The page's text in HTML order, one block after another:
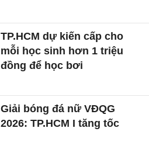
TP.HCM dự kiến cấp cho
mỗi học sinh hơn 1 triệu
đồng để học bơi
Giải bóng đá nữ VĐQG
2026: TP.HCM I tăng tốc